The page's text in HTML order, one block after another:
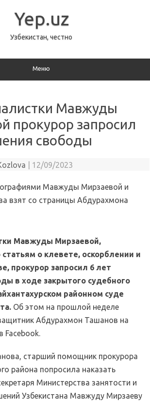
Yep.uz
Узбекистан, честно
Меню
Мавжуды
прокурор запросил
свободы
12/09/2023
Мавжуды Мирзаевой,
о клевете, оскорблении и
прокурор запросил 6 лет
в ходе закрытого судебного
районном суде
Об этом на прошлой неделе
Абдурахмон Ташанов на
Facebook.
старший помощник прокурора
района попросила наказать
Министерства занятости и
Узбекистана Мавжуду Мирзаеву